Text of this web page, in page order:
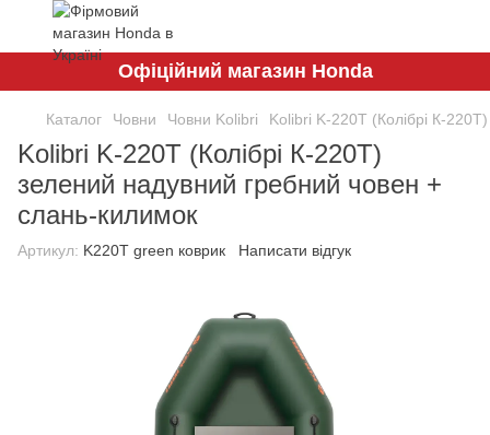
Офіційний магазин Honda
Каталог Човни Човни Kolibri Kolibri K-220T (Колібрі К-
Kolibri K-220T (Колібрі К-220Т)
зелений надувний гребний човен +
слань-килимок
Артикул: K220T green коврик Написати відгук